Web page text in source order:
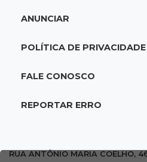
acumulado em R$ 165
Produção de biodiesel
abordagem policial no
ANUNCIAR
POLÍTICA DE PRIVACIDADE
FALE CONOSCO
REPORTAR ERRO
RUA ANTÔNIO MARIA COELHO,